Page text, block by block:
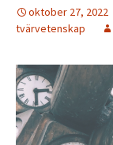
oktober 27, 2022
tvärvetenskap